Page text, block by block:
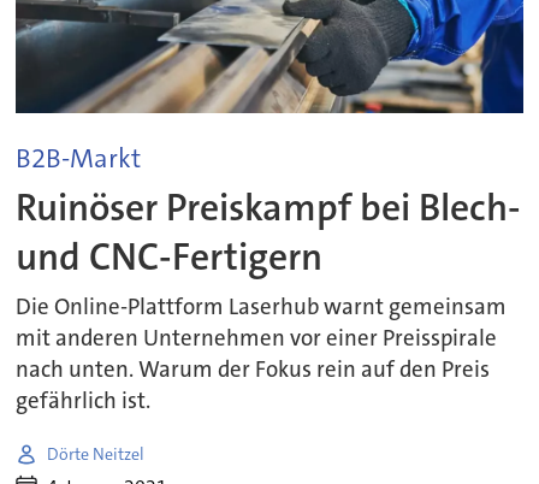
B2B-Markt
Ruinöser Preiskampf bei Blech-
und CNC-Fertigern
Die Online-Plattform Laserhub warnt gemeinsam
mit anderen Unternehmen vor einer Preisspirale
nach unten. Warum der Fokus rein auf den Preis
gefährlich ist.
Dörte Neitzel